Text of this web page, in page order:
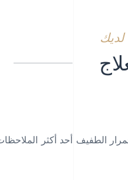
الطفيف أحد أكثر